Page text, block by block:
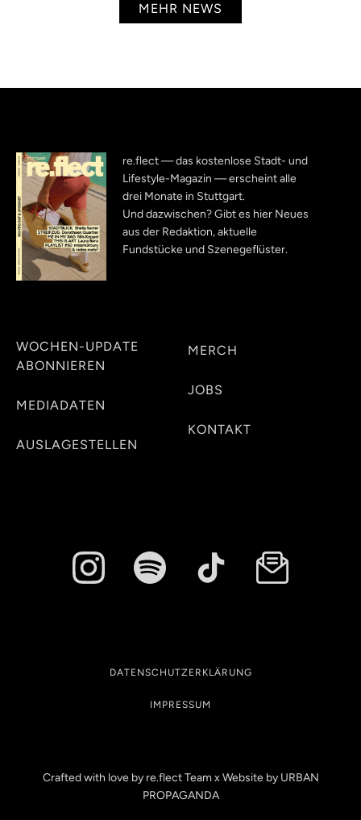
MEHR NEWS
re.flect — das kostenlose Stadt- und
Lifestyle-Magazin — erscheint alle
drei Monate in Stuttgart.
Und dazwischen? Gibt es hier Neues
aus der Redaktion, aktuelle
Fundstücke und Szenegeflüster.
WOCHEN-UPDATE
ABONNIEREN
MEDIADATEN
AUSLAGESTELLEN
MERCH
JOBS
KONTAKT
DATENSCHUTZERKLÄRUNG
IMPRESSUM
Crafted with love by re.flect Team x Website by URBAN
PROPAGANDA